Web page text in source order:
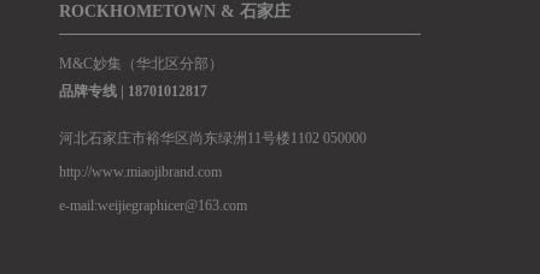
ROCKHOMETOWN & 石家庄
M&C妙集（华北区分部）
品牌专线 | 18701012817
河北石家庄市裕华区尚东绿洲11号楼1102 050000
http://www.miaojibrand.com
e-mail:weijiegraphicer@163.com